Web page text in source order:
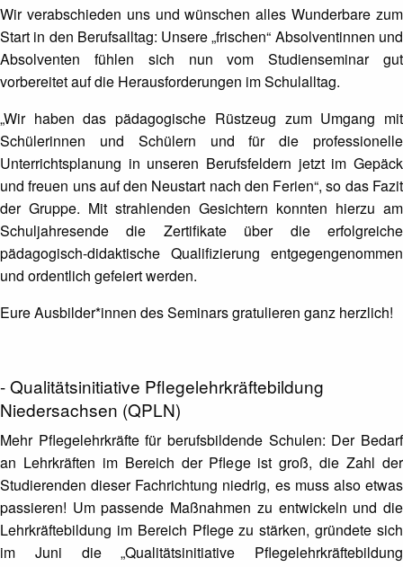
Wir verabschieden uns und wünschen alles Wunderbare zum
Start in den Berufsalltag: Unsere „frischen“ Absolventinnen und
Absolventen fühlen sich nun vom Studienseminar gut
vorbereitet auf die Herausforderungen im Schulalltag.
„Wir haben das pädagogische Rüstzeug zum Umgang mit
Schülerinnen und Schülern und für die professionelle
Unterrichtsplanung in unseren Berufsfeldern jetzt im Gepäck
und freuen uns auf den Neustart nach den Ferien“, so das Fazit
der Gruppe. Mit strahlenden Gesichtern konnten hierzu am
Schuljahresende die Zertifikate über die erfolgreiche
pädagogisch-didaktische Qualifizierung entgegengenommen
und ordentlich gefeiert werden.
Eure Ausbilder*innen des Seminars gratulieren ganz herzlich!
- Qualitätsinitiative Pflegelehrkräftebildung
Niedersachsen (QPLN)
Mehr Pflegelehrkräfte für berufsbildende Schulen: Der Bedarf
an Lehrkräften im Bereich der Pflege ist groß, die Zahl der
Studierenden dieser Fachrichtung niedrig, es muss also etwas
passieren! Um passende Maßnahmen zu entwickeln und die
Lehrkräftebildung im Bereich Pflege zu stärken, gründete sich
im Juni die „Qualitätsinitiative Pflegelehrkräftebildung